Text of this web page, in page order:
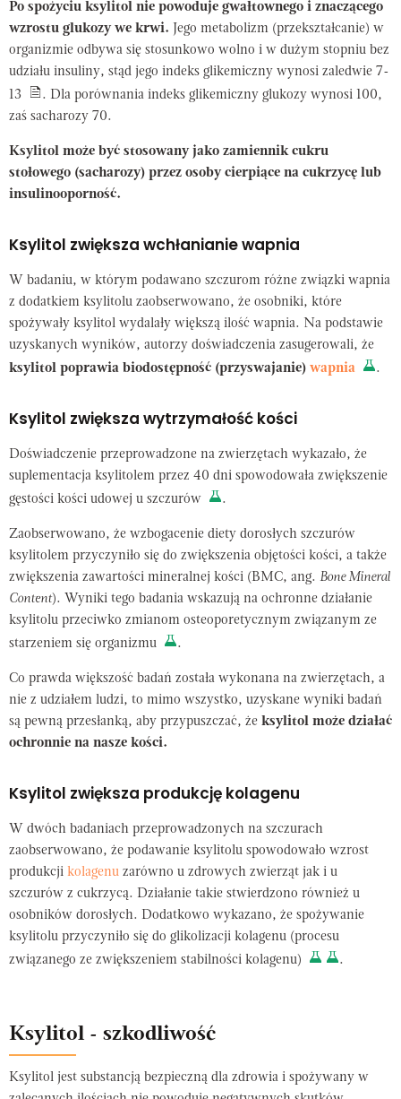
Po spożyciu ksylitol nie powoduje gwałtownego i znaczącego
wzrostu glukozy we krwi. Jego metabolizm (przekształcanie) w
organizmie odbywa się stosunkowo wolno i w dużym stopniu bez
udziału insuliny, stąd jego indeks glikemiczny wynosi zaledwie 7-
13
. Dla porównania indeks glikemiczny glukozy wynosi 100,
zaś sacharozy 70.
Ksylitol może być stosowany jako zamiennik cukru
stołowego (sacharozy) przez osoby cierpiące na cukrzycę lub
insulinooporność.
Ksylitol zwiększa wchłanianie wapnia
W badaniu, w którym podawano szczurom różne związki wapnia
z dodatkiem ksylitolu zaobserwowano, że osobniki, które
spożywały ksylitol wydalały większą ilość wapnia. Na podstawie
uzyskanych wyników, autorzy doświadczenia zasugerowali, że
ksylitol poprawia biodostępność (przyswajanie) wapnia .
Ksylitol zwiększa wytrzymałość kości
Doświadczenie przeprowadzone na zwierzętach wykazało, że
suplementacja ksylitolem przez 40 dni spowodowała zwiększenie
gęstości kości udowej u szczurów
.
Zaobserwowano, że wzbogacenie diety dorosłych szczurów
ksylitolem przyczyniło się do zwiększenia objętości kości, a także
zwiększenia zawartości mineralnej kości (BMC, ang. Bone Mineral
Content). Wyniki tego badania wskazują na ochronne działanie
ksylitolu przeciwko zmianom osteoporetycznym związanym ze
starzeniem się organizmu
.
Co prawda większość badań została wykonana na zwierzętach, a
nie z udziałem ludzi, to mimo wszystko, uzyskane wyniki badań
są pewną przesłanką, aby przypuszczać, że ksylitol może działać
ochronnie na nasze kości.
Ksylitol zwiększa produkcję kolagenu
W dwóch badaniach przeprowadzonych na szczurach
zaobserwowano, że podawanie ksylitolu spowodowało wzrost
produkcji kolagenu zarówno u zdrowych zwierząt jak i u
szczurów z cukrzycą. Działanie takie stwierdzono również u
osobników dorosłych. Dodatkowo wykazano, że spożywanie
ksylitolu przyczyniło się do glikolizacji kolagenu (procesu
związanego ze zwiększeniem stabilności kolagenu)
.
Ksylitol - szkodliwość
Ksylitol jest substancją bezpieczną dla zdrowia i spożywany w